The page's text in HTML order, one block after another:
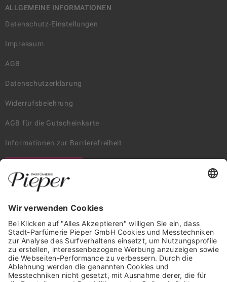
ALLGEMEINE INFORMATIONEN
Datenschutz-Einstellungen
Impressum
AGB
Datenschutzerklärung
Widerrufsbelehrung
AGB für die Gutscheinkarte
Informationen zur Barrierefreiheit